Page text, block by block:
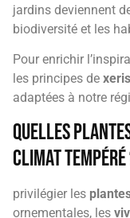
jardins deviennent
biodiversité et les
Pour enrichir
les principes de
adaptées à notre
Quelles
climat tempéré
privilégier les
ornementales, les